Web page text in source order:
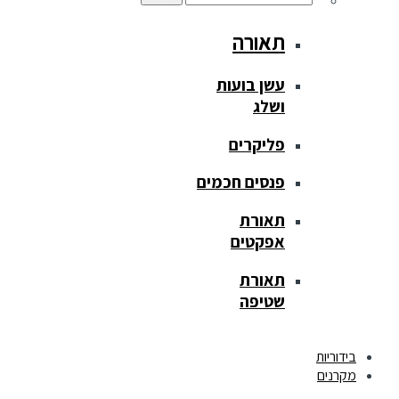
תאורה
עשן בועות
ושלג
פליקרים
פנסים חכמים
תאורת
אפקטים
תאורת
שטיפה
בידוריות
מקרנים